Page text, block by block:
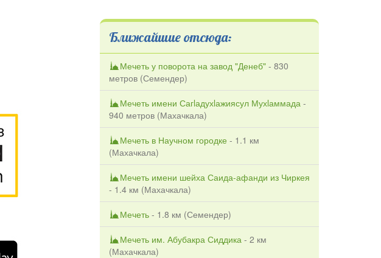
Ближайшие отсюда:
Мечеть у поворота на завод "Денеб" - 830
метров (Семендер)
Мечеть имени Сагlадухlажиясул Мухlаммада -
940 метров (Махачкала)
Мечеть в Научном городке - 1.1 км
(Махачкала)
Мечеть имени шейха Саида-афанди из Чиркея
- 1.4 км (Махачкала)
Мечеть - 1.8 км (Семендер)
Мечеть им. Абубакра Сиддика - 2 км
(Махачкала)